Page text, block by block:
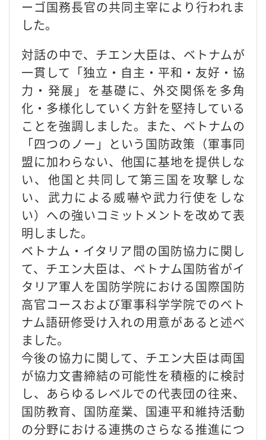
ーゴ国務長官の共同主宰により行われま
した。
対話の中で、チエン大臣は、ベトナムが
一貫して「独立・自主・平和・友好・協
力・発展」を基礎に、外交関係を多角
化・多様化していく方針を堅持している
ことを強調しました。また、ベトナムの
「四つのノー」という国防政策（軍事同
盟に加わらない、他国に基地を提供しな
い、他国と共同して第三国を攻撃しな
い、武力による威嚇や武力行使をしな
い）への強いコミットメントを改めて表
明しました。
ベトナム・イタリア間の国防協力に関し
て、チエン大臣は、ベトナム国防省がイ
タリア軍人を国防学院における国際国防
高官コースおよび軍事科学学院でのベト
ナム語研修受け入れの用意があると述べ
ました。
今後の協力に関して、チエン大臣は両国
が協力文書締結の可能性を積極的に検討
し、あらゆるレベルでの代表団の往来、
国防教育、国防産業、国連平和維持活動
の分野における連携のさらなる推進につ